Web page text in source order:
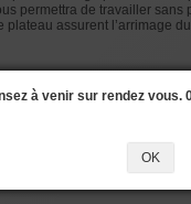
permettra de travailler
plateau assurent l’arrimage
#KILOS #ACCESSOIRES
à venir sur rendez vous.
OK